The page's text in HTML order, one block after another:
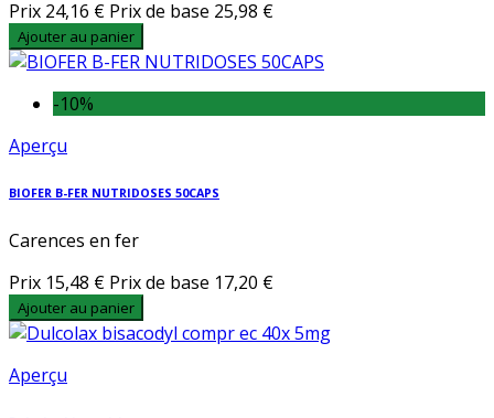
Prix 24,16 € Prix de base 25,98 €
Ajouter au panier
-10%
Aperçu
BIOFER B-FER NUTRIDOSES 50CAPS
Carences en fer
Prix 15,48 € Prix de base 17,20 €
Ajouter au panier
Aperçu